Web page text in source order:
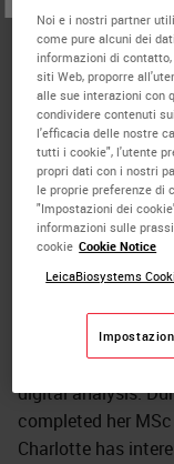
Biosystems
Charlotte Gray is
Biosystems in the
with a particular
Charlotte has a
from the
Medical Science
HCPC registered
in Histology and
in the 100,000
the University of
and was
lab, implementing
digital analysis.
completed her
Charlotte has
Noi e i nostri partner
come pure alcuni dei
informazioni di
siti Web, proporre
alle sue interazioni con
condividere contenuti
l'efficacia delle nostre
tutti i cookie", l'utente
propri dati con i nostri
le proprie preferenze di
"Impostazioni dei
informazioni sulle
cookie Cookie Notice
LeicaBiosystems